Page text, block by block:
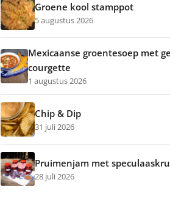
Groene kool stamppot
5 augustus 2026
Mexicaanse groentesoep met
courgette
1 augustus 2026
Chip & Dip
31 juli 2026
Pruimenjam met
28 juli 2026